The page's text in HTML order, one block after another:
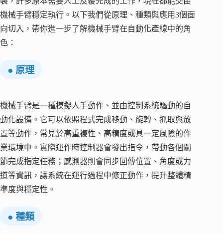
機械手臂穩定執行。以下我們從原理、種類與應用3個面
向切入，帶你進一步了解機械手臂在自動化產線中的角
色：
● 原理
機械手臂是一種模擬人手動作、並由控制系統驅動的自
動化設備。它可以依照程式完成移動、旋轉、抓取與放
置等動作，常見於高重複性、高精度或具一定風險的作
業環境中。實際運作時控制器會發出指令，帶動各個關
節完成指定任務；感測器則會同步回傳位置、角度或力
道等資訊，讓系統在運行過程中修正動作，提升整體精
準度與穩定性。
● 種類